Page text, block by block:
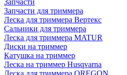
Запчасти
Запчасти для триммера
Леска для триммера Вертекс
Сальники для триммера
Леска для триммера MATUR
Диски на триммер
Катушка на триммер
Леска на триммер Husqvarna
Леска для триммера OREGON